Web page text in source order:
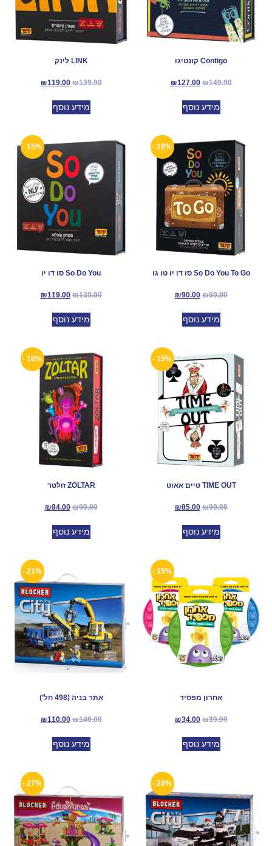
Contigo קונטיגו
₪149.90
₪127.00
מידע נוסף
LINK לינק
₪139.90
₪119.00
מידע נוסף
10% -
So Do You To Go סו דו יו טו גו
₪99.90
₪90.00
מידע נוסף
15% -
So Do You סו דו יו
₪139.90
₪119.00
מידע נוסף
15% -
TIME OUT טיים אאוט
₪99.90
₪85.00
מידע נוסף
16% -
ZOLTAR זולטר
₪99.90
₪84.00
מידע נוסף
15% -
אחרון מפסיד
₪39.90
₪34.00
מידע נוסף
21% -
אתר בניה (498 חל’)
₪140.00
₪110.00
מידע נוסף
29% -
27% -